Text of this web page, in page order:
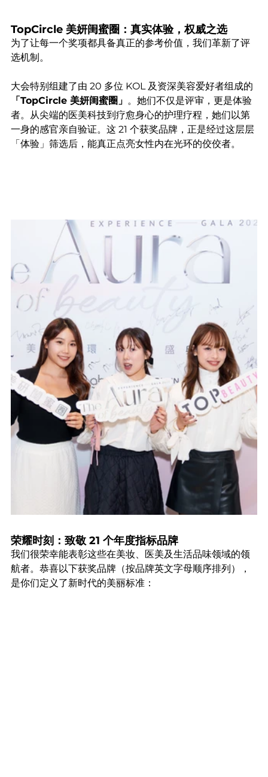
TopCircle 美妍闺蜜圈：真实体验，权威之选
为了让每一个奖项都具备真正的参考价值，我们革新了评
选机制。
大会特别组建了由 20 多位 KOL 及资深美容爱好者组成的
「TopCircle 美妍闺蜜圈」 。她们不仅是评审，更是体验
者。从尖端的医美科技到疗愈身心的护理疗程，她们以第
一身的感官亲自验证。这 21 个获奖品牌，正是经过这层层
「体验」筛选后，能真正点亮女性内在光环的佼佼者。
荣耀时刻：致敬 21 个年度指标品牌
我们很荣幸能表彰这些在美妆、医美及生活品味领域的领
航者。恭喜以下获奖品牌（按品牌英文字母顺序排列），
是你们定义了新时代的美丽标准：